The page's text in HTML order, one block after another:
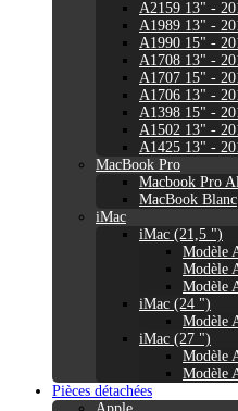
A2159 13" -
A1989 13" -
A1990 15" -
A1708 13" -
A1707 15" -
A1706 13" -
A1398 15" -
A1502 13" -
A1425 13" -
MacBook Pro
Macbook Pro
MacBook Blanc
iMac
iMac (21,5 ")
Modèle
Modèle
Modèle
iMac (24 ")
Modèle
iMac (27 ")
Modèle
Modèle
Pièces détachées